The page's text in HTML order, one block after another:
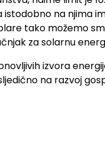
istodobno na njima
tako možemo
za solarnu
izvora
na razvoj